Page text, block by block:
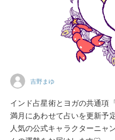
吉野まゆ
インド占星術とヨガの共通項
満月にあわせて占いを更新予
人気の公式キャラクターニャ